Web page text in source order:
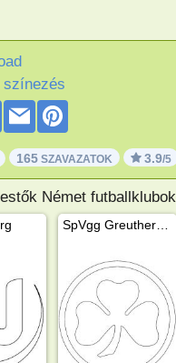
színezés
165 SZAVAZATOK 3.9/5
Német futballklubok